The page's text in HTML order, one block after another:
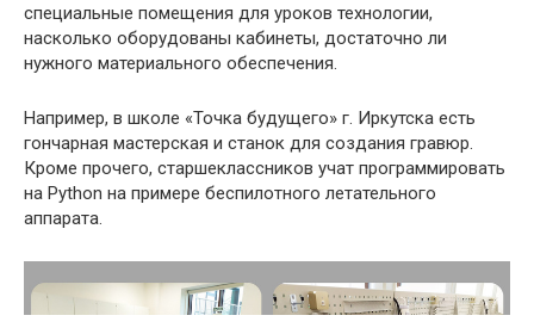
специальные помещения для уроков технологии,
насколько оборудованы кабинеты, достаточно ли
нужного материального обеспечения.
Например, в школе «Точка будущего» г. Иркутска есть
гончарная мастерская и станок для создания гравюр.
Кроме прочего, старшеклассников учат программировать
на Python на примере беспилотного летательного
аппарата.